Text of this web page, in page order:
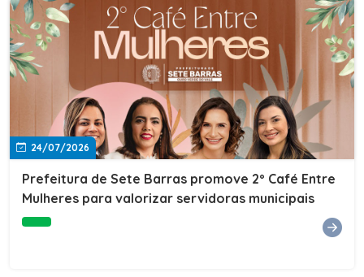
24/07/2026
Prefeitura de Sete Barras promove 2º Café Entre
Mulheres para valorizar servidoras municipais